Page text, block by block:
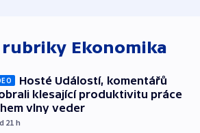
rubriky Ekonomika
Hosté Událostí, komentářů
klesající produktivitu práce
vlny veder
21 h